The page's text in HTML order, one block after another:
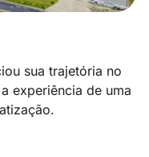
sua trajetória no
experiência de uma